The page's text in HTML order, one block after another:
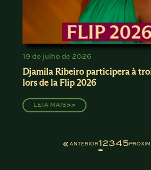
19 de julho de 2026
Djamila Ribeiro participera à
lors de la Flip 2026
LEIA MAIS>>
ANTERIOR12345